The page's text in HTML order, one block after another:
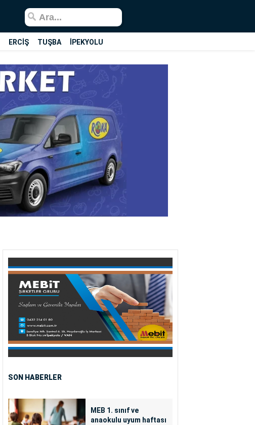
ERCİŞ TUŞBA İPEKYOLU
SON HABERLER
MEB 1. sınıf ve
anaokulu uyum haftası